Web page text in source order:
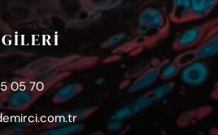
05 70